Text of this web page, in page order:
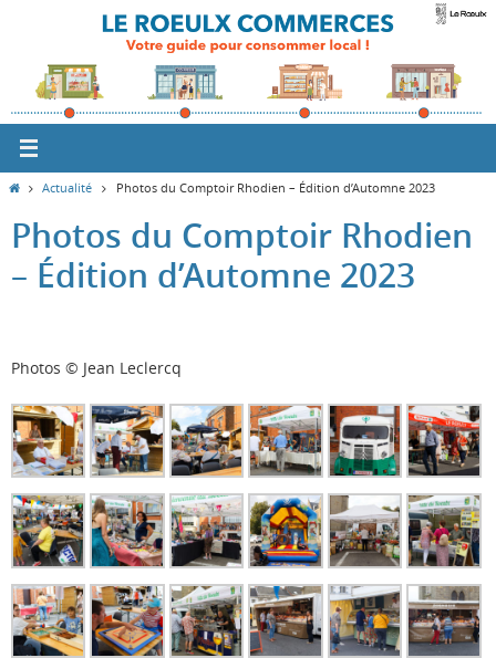
contenu
HomeActualité Photos du Comptoir Rhodien – Édition d’Automne 2023
Photos du Comptoir Rhodien
– Édition d’Automne 2023
Photos © Jean Leclercq